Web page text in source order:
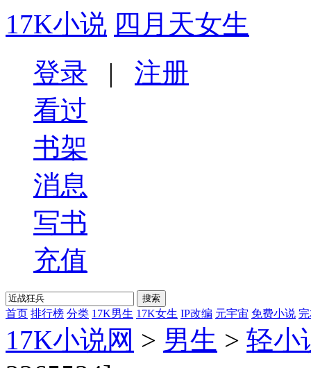
17K小说 四月天女生
登录 | 注册
看过
书架
消息
写书
充值
首页 排行榜 分类 17K男生 17K女生 IP改编 元宇宙 免费小说
17K小说网 > 男生 > 轻小